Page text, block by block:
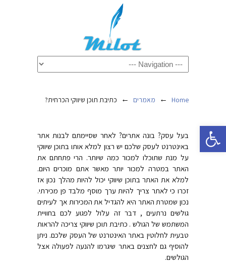
פתח סרגל נגישות
Home
← מאמרים ← כתיבת תוכן שיווקי הכרחית?
בעל עסק? בונה אתרים? לאחר שסיימתם לבנות אתר
באינטרנט לעסק שלכם יש רצון למלא אותו בתוכן שיווקי
על מנת שתוכלו למכור כמה שיותר. הרי פתחתם את
האתר במטרה למכור יותר מאשר אתם מוכרים היום.
למלא את האתר בתוכן שיווקי יכול להיות מהלך נכון אז
זכרו כי לאתר צריך להיות ערך מוסף מלבד פן מכירתי.
נכון שמטרת האתר היא להגדיל את המכירות אך לעיתים
גולשים נרתעים , דבר זה עלול לפגוע לכם בחוויית
המשתמש של הגולש . כתיבת תוכן שיווקי צריכה להראות
טבעית לחלוטין באתר האינטרנט של העסק שלכם. ניתן
להוסיף גם לחצנים באתר שיגרמו להנעה לפעולה אצל
הגולשים.